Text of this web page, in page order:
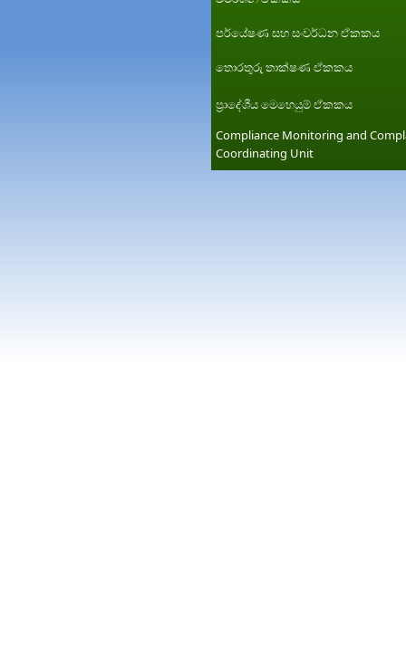
පර්යේෂණ සහ සංවර්ධන ඒකකය
තොරතුරු තාක්ෂණ ඒකකය
ප්‍රාදේශීය මෙහෙයුම් ඒකකය
Compliance Monitoring and
Coordinating Unit